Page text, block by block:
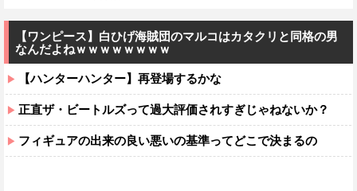
【ワンピース】白ひげ海賊団のマルコはカタクリと同格の男
なんだよねｗｗｗｗｗｗｗｗ
【ハンターハンター】再登場するかな
正直ザ・ビートルズって過大評価されすぎじゃねないか？
フィギュアの出来の良い悪いの基準ってどこで決まるの